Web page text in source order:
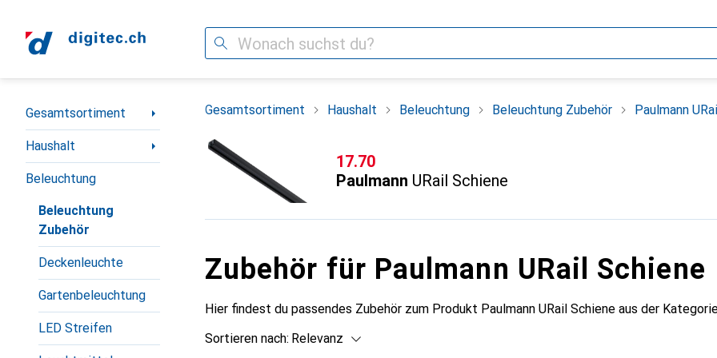
Suche
Navigation nach Kategorien
Gesamtsortiment
Haushalt
Beleuchtung
Beleuchtung
Zubehör
Deckenleuchte
Gartenbeleuchtung
LED Streifen
Gesamtsortiment Haushalt Beleuchtung Beleuchtung Zubehör Paulmann
CHF
17.70
Paulmann URail Schiene
Zubehör für Paulmann URail Schiene
Hier findest du passendes Zubehör zum Produkt Paulmann URail Schiene aus der
Sortieren nach: Relevanz